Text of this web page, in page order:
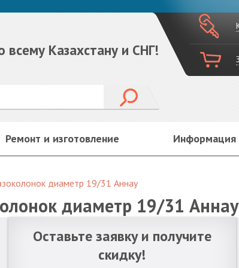
всему Казахстану и СНГ!
Ремонт и изготовление Информация
диаметр 19/31 Аннау
диаметр 19/31 Аннау
Оставьте заявку и получите
скидку!